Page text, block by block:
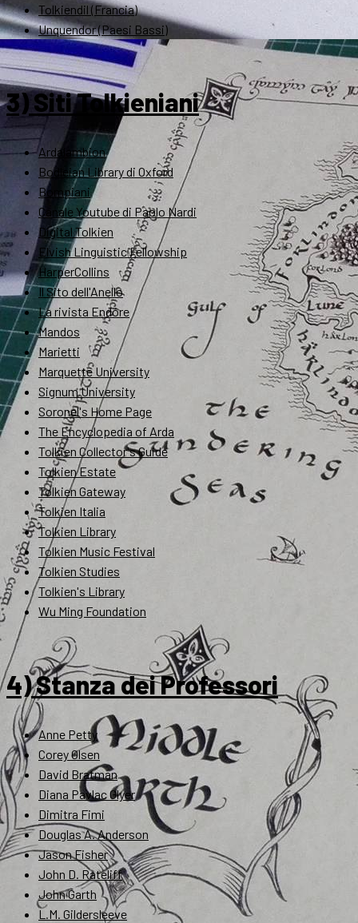
Tolkiendil (Francia)
Unquendor (Paesi Bassi)
3) Siti Tolkieniani
Ardalambion
Bodleian Library di Oxford
Bompiani
Canale Youtube di Paolo Nardi
Digital Tolkien
Elvish Linguistic Fellowship
HarperCollins
Il Sito dell'Anello
La rivista Endóre
Mandos
Marietti
Marquette University
Signum University
Soronel's Home Page
The Encyclopedia of Arda
Tolkien Collector's Guide
Tolkien Estate
Tolkien Gateway
Tolkien Italia
Tolkien Library
Tolkien Music Festival
Tolkien Studies
Tolkien's Library
Wu Ming Foundation
4) Stanza dei Professori
Anne Petty
Corey Olsen
David Bratman
Diana Pavlac Glyer
Dimitra Fimi
Douglas A. Anderson
Jason Fisher
John D. Rateliff
John Garth
L.M. Gildersleeve